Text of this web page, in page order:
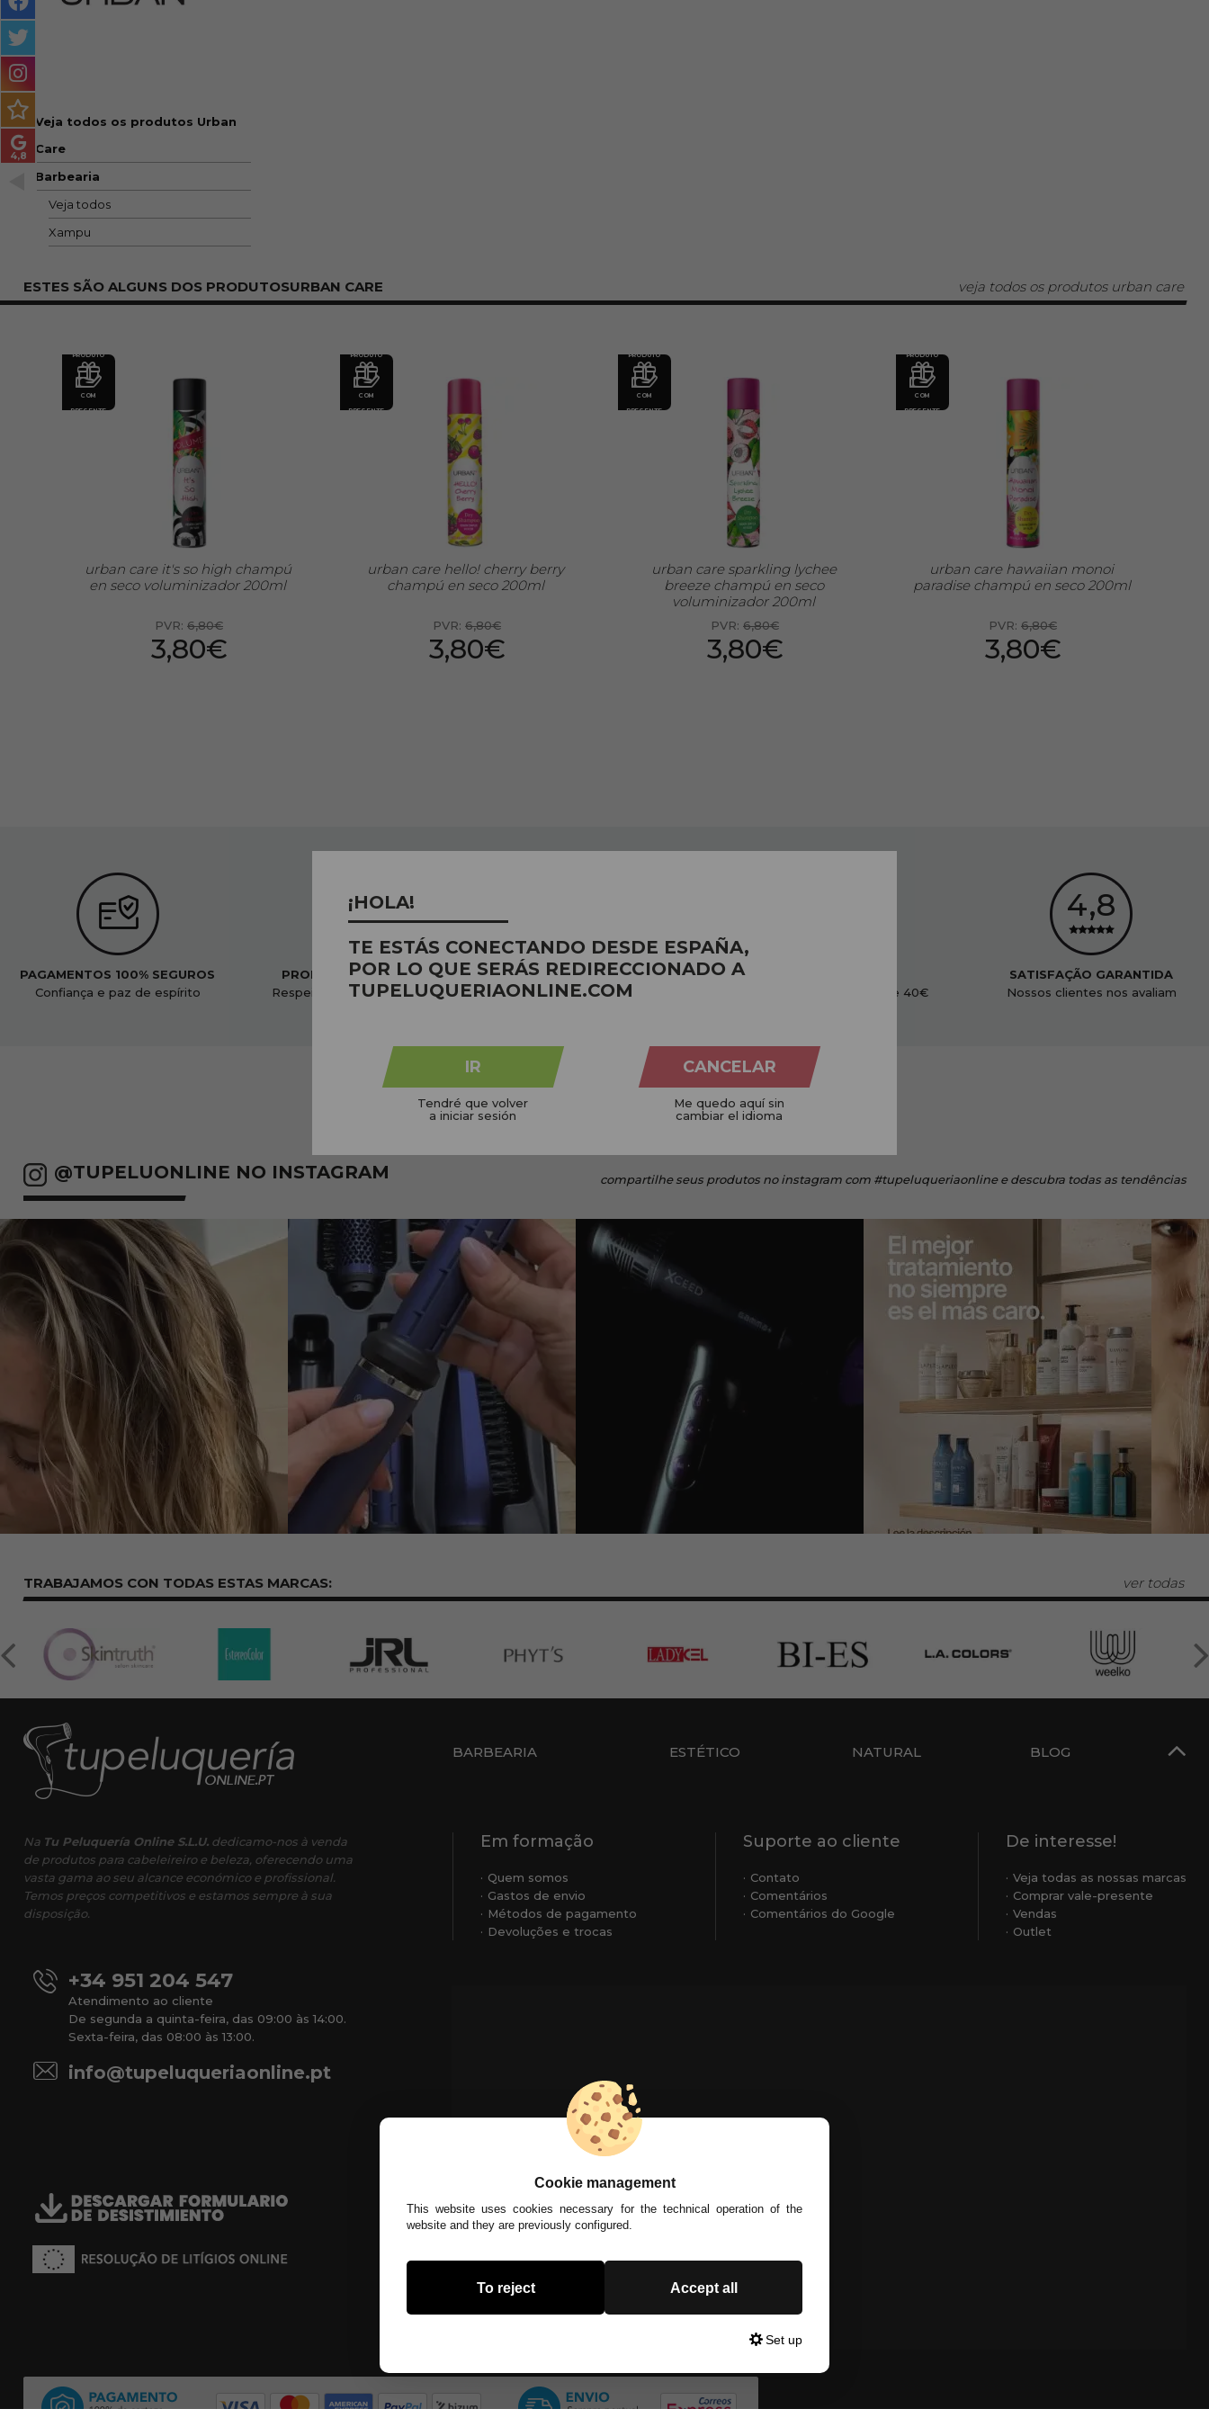
MASCULINO
MÉTODO
PACOTES DE PRESENTE
OUTLET
BLOG
Veja todos os produtos Urban
Care
Barbearia
Veja todos
Xampu
ESTES SÃO ALGUNS DOS PRODUTOSURBAN CARE veja todos os produtos urban care
PRODUTO
COM
PRESENTE
urban care it's so high champú
en seco voluminizador 200ml
PVR: 6,80€
3,80€
PRODUTO
COM
PRESENTE
urban care hello! cherry berry
champú en seco 200ml
PVR: 6,80€
3,80€
PRODUTO
COM
PRESENTE
urban care sparkling lychee
breeze champú en seco
voluminizador 200ml
PVR: 6,80€
3,80€
PRODUTO
COM
PRESENTE
urban care hawaiian monoi
paradise champú en seco 200ml
PVR: 6,80€
3,80€
PAGAMENTOS 100% SEGUROS
Confiança e paz de espírito
PRODUTOS ORGÂNICOS
Respeitoso ao nosso planeta
CRUELTY FREE
Não testado em animais
Em pedidos acima de 40€
SATISFAÇÃO GARANTIDA
Nossos clientes nos avaliam
@TUPELUONLINE NO INSTAGRAM compartilheseus produtos no instagramcom #tupeluqueriaonline e descubra todas as tendências
TRABAJAMOS CON TODAS ESTASMARCAS: ver todas
BARBEARIA ESTÉTICO NATURAL BLOG
Na Tu Peluquería Online S.L.U.dedicamo-nos à venda
de produtos para cabeleireiro e beleza, oferecendo uma
vasta gama ao seu alcance económico e profissional.
Temos preços competitivos e estamos sempre à sua
disposição.
+34 951 204 547
Atendimento ao cliente
De segunda a quinta-feira, das 09:00 às 14:00.
Sexta-feira, das 08:00 às 13:00.
info@tupeluqueriaonline.pt
Em formação
Quem somos
Gastos de envio
Métodos de pagamento
Devoluções e trocas
Suporte ao cliente
Contato
Comentários
Comentários do Google
De interesse!
Veja todas as nossas marcas
Comprar vale-presente
Vendas
Outlet
Cookie management
This website uses cookies necessary for the technical operation of the
website and they are previously configured.
To reject Accept all
Set up
¡HOLA!
TE ESTÁS CONECTANDO DESDE ESPAÑA,
POR LO QUE SERÁS REDIRECCIONADO A
TUPELUQUERIAONLINE.COM
IR
Tendré que volver
a iniciar sesión
CANCELAR
Me quedo aquí sin
cambiar el idioma